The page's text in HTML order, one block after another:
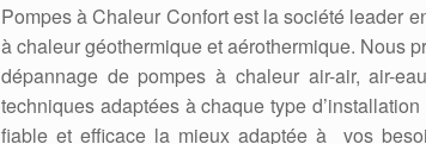
Pompes à Chaleur Confort est la société leader
à chaleur géothermique et aérothermique. Nous
dépannage de pompes à chaleur air-air, air-
techniques adaptées à chaque type
fiable et efficace la mieux adaptée à vos